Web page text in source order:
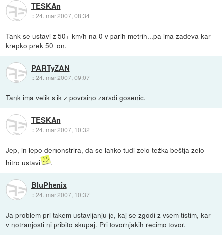
TESKAn
::24. mar 2007, 08:34
Tank se ustavi z 50+ km/h na 0 v parih metrih...pa ima zadeva kar
krepko prek 50 ton.
PARTyZAN
::24. mar 2007, 09:07
Tank ima velik stik z povrsino zaradi gosenic.
TESKAn
::24. mar 2007, 10:32
Jep, in lepo demonstrira, da se lahko tudi zelo težka beštja zelo
hitro ustavi
.
BluPhenix
::24. mar 2007, 10:37
Ja problem pri takem ustavljanju je, kaj se zgodi z vsem tistim, kar
v notranjosti ni pribito skupaj. Pri tovornjakih recimo tovor.